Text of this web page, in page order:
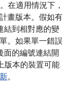
。在適用情況下，
畫版本。假如有
結到相對應的變
。如果單一錯誤
面的編號連結開
版本的裝置可能
。